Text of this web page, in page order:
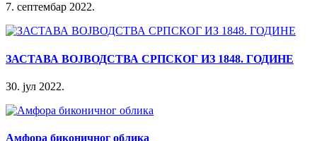
7. септембар 2022.
ЗАСТАВА ВОЈВОДСТВА СРПСКОГ ИЗ 1848. ГОДИНЕ
30. јул 2022.
Амфора биконичног облика